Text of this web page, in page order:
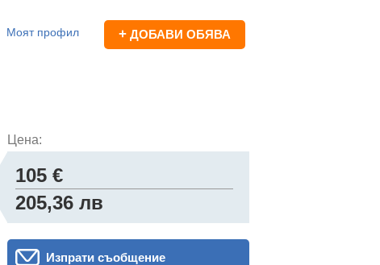
Моят профил + ДОБАВИ ОБЯВА
Цена:
105 €
205,36 лв
Изпрати съобщение